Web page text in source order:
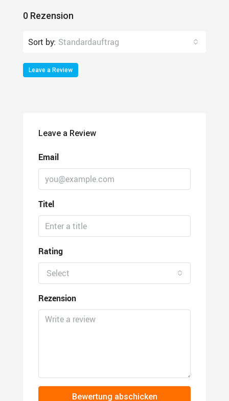
0 Rezension
Sort by: Standardauftrag
Leave a Review
Leave a Review
Email
Titel
Rating
Select
Rezension
Bewertung abschicken